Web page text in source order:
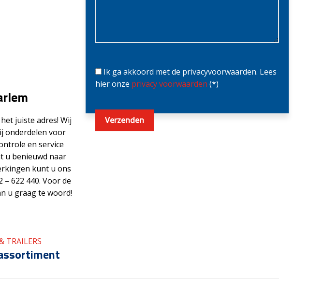
juiste adres! Wij
onderdelen voor
en service
u benieuwd naar
kunt u ons
622 440. Voor de
u graag te woord!
Ik ga akkoord met de privacyvoorwaarden. Lees
hier onze privacy voorwaarden (*)
TRAILERS